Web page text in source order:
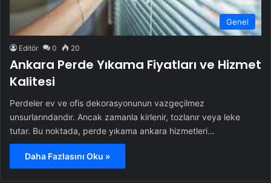
Genel
Editör 0 20
Ankara Perde Yıkama Fiyatları ve Hizmet
Kalitesi
Perdeler ev ve ofis dekorasyonunun vazgeçilmez
unsurlarındandır. Ancak zamanla kirlenir, tozlanır veya leke
tutar. Bu noktada, perde yıkama ankara hizmetleri…
Daha Fazlasını Oku »